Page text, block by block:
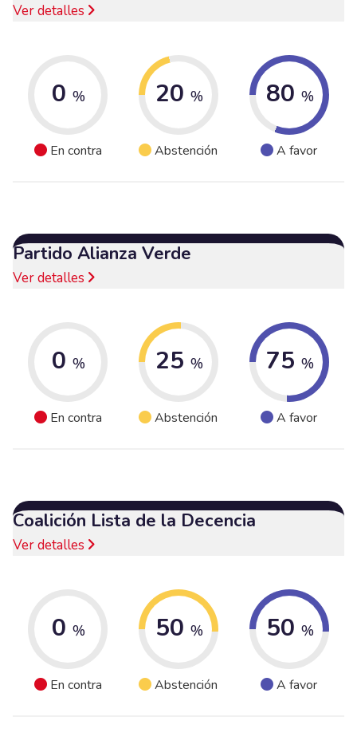
Ver detalles
0 %
En contra
20 %
Abstención
80 %
A favor
Partido Alianza Verde
Ver detalles
0 %
En contra
25 %
Abstención
75 %
A favor
Coalición Lista de la Decencia
Ver detalles
0 %
En contra
50 %
Abstención
50 %
A favor